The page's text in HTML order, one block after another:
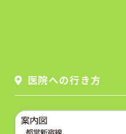
医院への行き方